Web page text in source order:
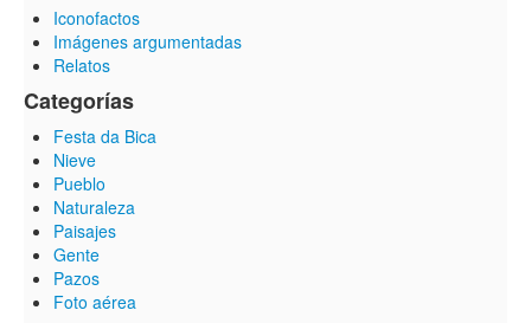
Iconofactos
Imágenes argumentadas
Relatos
Categorías
Festa da Bica
Nieve
Pueblo
Naturaleza
Paisajes
Gente
Pazos
Foto aérea